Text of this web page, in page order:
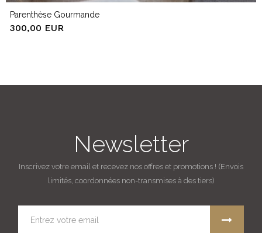
Parenthèse Gourmande
300,00 EUR
Newsletter
Inscrivez votre email et recevez nos offres et promotions ! (Envois
limités, coordonnées non-transmises à des tiers)